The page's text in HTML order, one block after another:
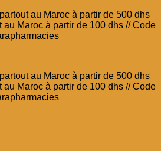
au Maroc à partir de 500 dhs
au Maroc à partir de 100 dhs // Code
au Maroc à partir de 500 dhs
au Maroc à partir de 100 dhs // Code